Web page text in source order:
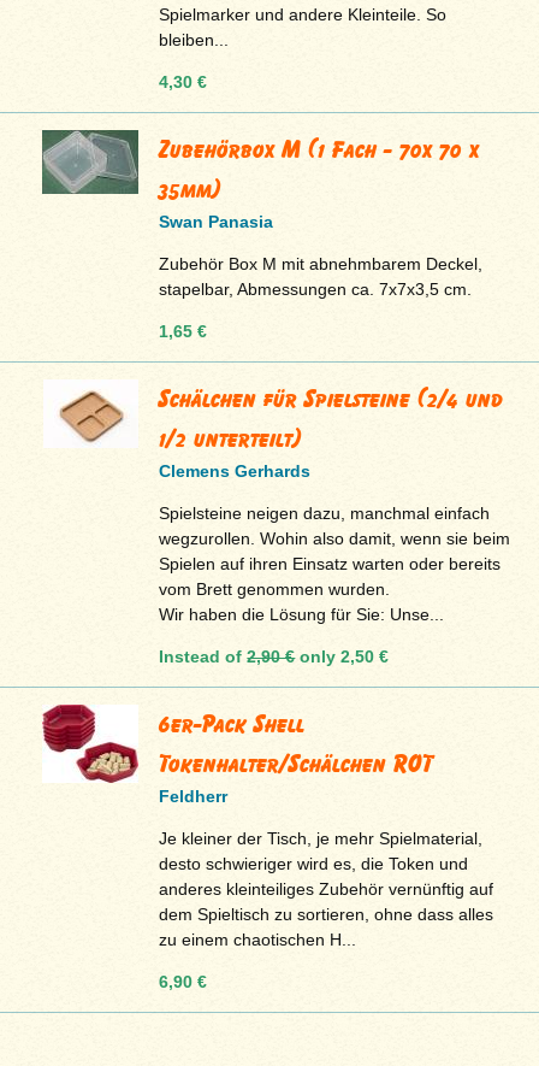
Spielmarker und andere Kleinteile. So
bleiben...
4,30 €
Zubehörbox M (1 Fach - 70x 70 x
35mm)
Swan Panasia
Zubehör Box M mit abnehmbarem Deckel,
stapelbar, Abmessungen ca. 7x7x3,5 cm.
1,65 €
Schälchen für Spielsteine (2/4 und
1/2 unterteilt)
Clemens Gerhards
Spielsteine neigen dazu, manchmal einfach
wegzurollen. Wohin also damit, wenn sie beim
Spielen auf ihren Einsatz warten oder bereits
vom Brett genommen wurden.
Wir haben die Lösung für Sie: Unse...
Instead of2,90 €only2,50 €
6er-Pack Shell
Tokenhalter/Schälchen ROT
Feldherr
Je kleiner der Tisch, je mehr Spielmaterial,
desto schwieriger wird es, die Token und
anderes kleinteiliges Zubehör vernünftig auf
dem Spieltisch zu sortieren, ohne dass alles
zu einem chaotischen H...
6,90 €